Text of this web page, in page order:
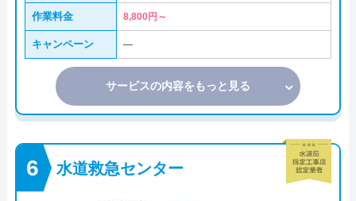
作業料金 8,800円～
キャンペーン ―
サービスの内容をもっと見る
水道救急センター